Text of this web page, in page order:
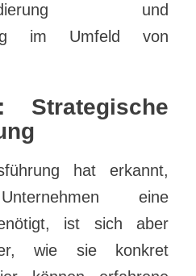
und
im Umfeld von
Strategische
hat erkannt,
eine
ist sich aber
wie sie konkret